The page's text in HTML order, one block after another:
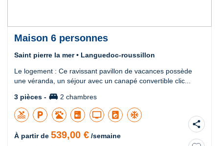
Maison 6 personnes
Saint pierre la mer • Languedoc-roussillon
Le logement : Ce ravissant pavillon de vacances possède
une véranda, un séjour avec un canapé convertible clic...
3 pièces - king_bed 2 chambres
pool local_parking tv local_laundry_service ac_unit
À partir de 539,00 € /semaine
share